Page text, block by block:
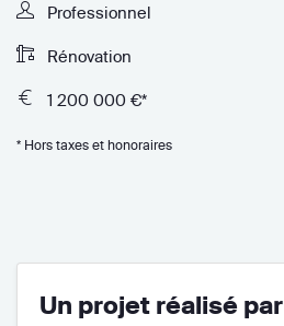
Professionnel
Rénovation
1 200 000 €*
* Hors taxes et honoraires
Un projet réalisé par